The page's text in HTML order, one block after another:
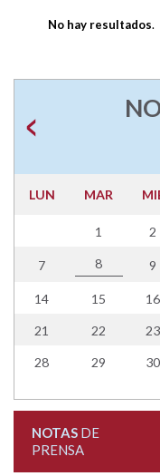
No hay resultados.
LUN MAR
1 2
7 8 9
14 15 16
21 22 23
28 29 30
NOTASDE
PRENSA